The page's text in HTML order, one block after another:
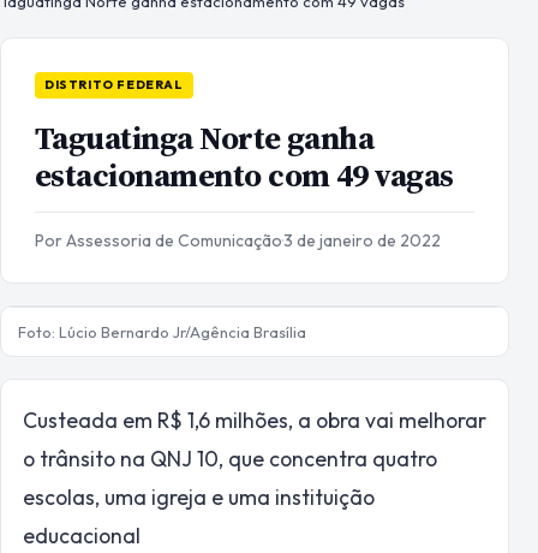
DISTRITO FEDERAL
Taguatinga Norte ganha
estacionamento com 49 vagas
Por Assessoria de Comunicação·3 de janeiro de 2022
Foto: Lúcio Bernardo Jr/Agência Brasília
Custeada em R$ 1,6 milhões, a obra vai melhorar
o trânsito na QNJ 10, que concentra quatro
escolas, uma igreja e uma instituição
educacional